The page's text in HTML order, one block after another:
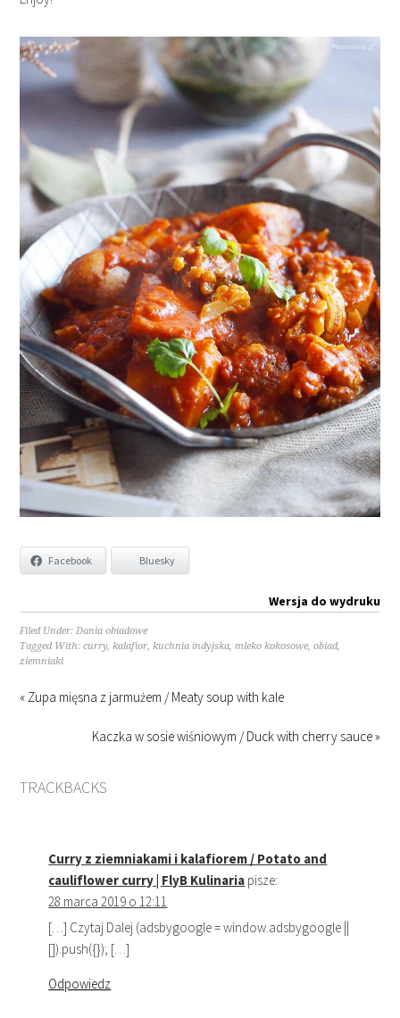
Facebook Bluesky
Wersja do wydruku
Filed Under:Dania obiadowe
Tagged With:curry,kalafior,kuchnia indyjska,mleko kokosowe,obiad,
ziemniaki
« Zupa mięsna z jarmużem / Meaty soup with kale
Kaczka w sosie wiśniowym / Duck with cherry sauce »
TRACKBACKS
Curry z ziemniakami i kalafiorem / Potato and
cauliflower curry | FlyB Kulinaria pisze:
28 marca 2019 o 12:11
[…] Czytaj Dalej (adsbygoogle = window.adsbygoogle ||
[]).push({}); […]
Odpowiedz